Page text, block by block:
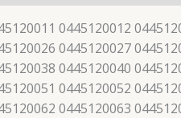
0445120012
0445120027
0445120040
0445120052
0445120063